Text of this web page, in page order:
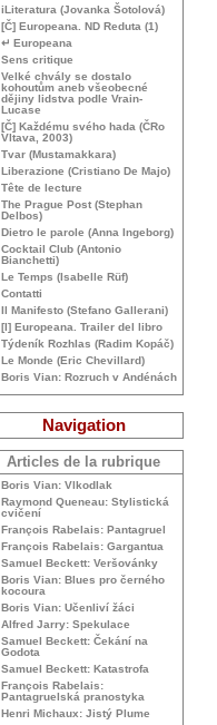
iLiteratura (Jovanka Šotolová)
[Č] Europeana. ND Reduta (1)
↵ Europeana
Sens critique
Velké chvály se dostalo
kohoutům aneb všeobecné
dějiny lidstva podle Vrain-
Lucase
[Č] Každému svého hada (ČRo
Vltava, 2003)
Tvar (Mustamakkara)
Liberazione (Cristiano De Majo)
Tête de lecture
The Prague Post (Stephan
Delbos)
Dietro le parole (Anna Ingeborg)
Cocktail Club (Antonio
Bianchetti)
Le Temps (Isabelle Rüf)
Contatti
Il Manifesto (Stefano Gallerani)
[I] Europeana. Trailer del libro
Týdeník Rozhlas (Radim Kopáč)
Le Monde (Eric Chevillard)
Boris Vian: Rozruch v Andénách
Navigation
Articles de la rubrique
Boris Vian: Vlkodlak
Raymond Queneau: Stylistická
cvičení
François Rabelais: Pantagruel
François Rabelais: Gargantua
Samuel Beckett: Veršovánky
Boris Vian: Blues pro černého
kocoura
Boris Vian: Učenliví žáci
Alfred Jarry: Spekulace
Samuel Beckett: Čekání na
Godota
Samuel Beckett: Katastrofa
François Rabelais:
Pantagruelská pranostyka
Henri Michaux: Jistý Plume